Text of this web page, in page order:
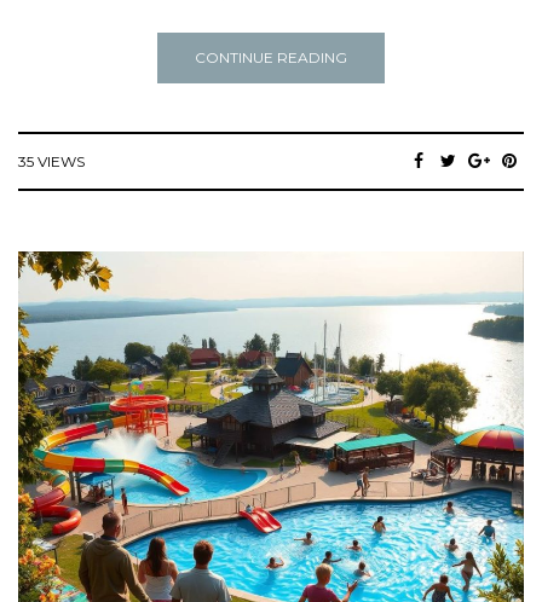
CONTINUE READING
35 VIEWS